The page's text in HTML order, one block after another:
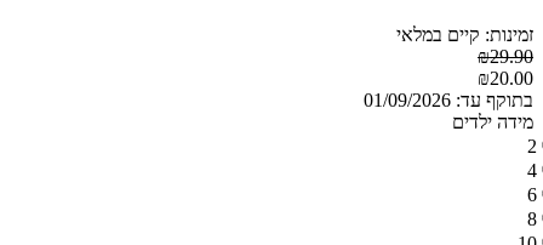
זמינות: קיים במלאי
₪29.90
₪20.00
בתוקף עד: 01/09/2026
מידה ילדים
2
4
6
8